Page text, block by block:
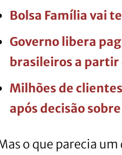
Bolsa Família vai
Governo libera
brasileiros a partir
Milhões de
após decisão
o que parecia